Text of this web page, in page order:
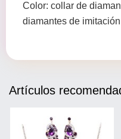
Color: collar de
diamantes de imitación
Artículos